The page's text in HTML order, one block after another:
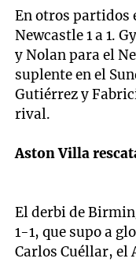
En otros partidos
Newcastle 1 a 1.
y Nolan para el
suplente en el
Gutiérrez y
rival.
Aston Villa
El derbi de
1-1, que supo a
Carlos Cuéllar, el